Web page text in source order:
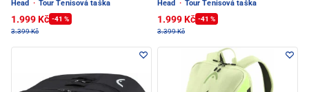
Head · Tour Tenisová taška
1.999 Kč -41 %
3.399 Kč
Head · Tour Tenisová taška
1.999 Kč -41 %
3.399 Kč